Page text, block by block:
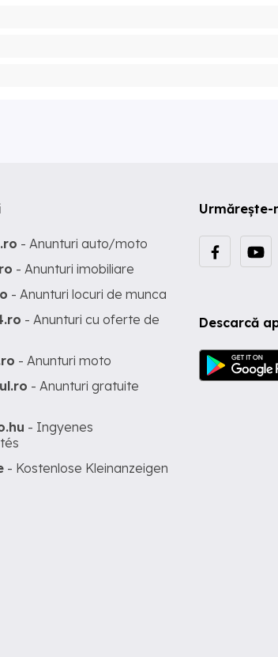
Urmărește-
Descarcă
- Anunturi auto/moto
- Anunturi imobiliare
- Anunturi locuri de munca
- Anunturi cu oferte de
- Anunturi moto
- Anunturi gratuite
- Ingyenes
- Kostenlose Kleinanzeigen